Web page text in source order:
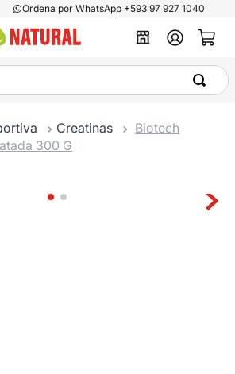
Ordena por WhatsApp +593 97 927 1040
Creatinas
Biotech
300 G